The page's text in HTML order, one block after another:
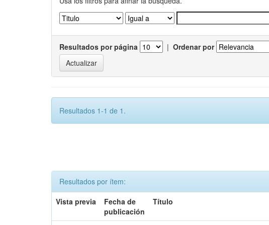
Resultados por página | Ordenar por
Resultados 1-1 de 1.
Resultados por ítem:
Vista previa
Fecha de
publicación
Título